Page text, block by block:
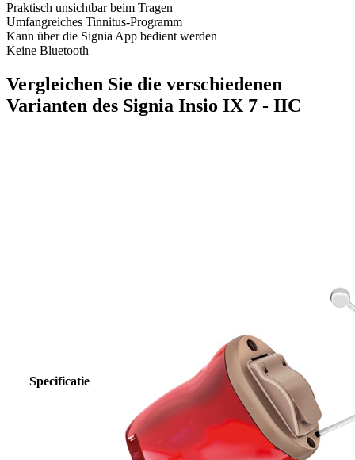
Praktisch unsichtbar beim Tragen
Umfangreiches Tinnitus-Programm
Kann über die Signia App bedient werden
Keine Bluetooth
Vergleichen Sie die verschiedenen
Varianten des Signia Insio IX 7 - IIC
Specificatie